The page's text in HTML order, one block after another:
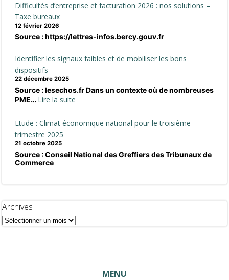
Difficultés d’entreprise et facturation 2026 : nos solutions –
Taxe bureaux
12 février 2026
Source : https://lettres-infos.bercy.gouv.fr
Identifier les signaux faibles et de mobiliser les bons
dispositifs
22 décembre 2025
Source : lesechos.fr Dans un contexte où de nombreuses
PME… Lire la suite
les
et
Etude : Climat économique national pour le troisième
trimestre 2025
21 octobre 2025
Source : Conseil National des Greffiers des Tribunaux de
Commerce
Archives
MENU